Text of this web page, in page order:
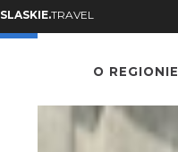
SLASKIE.TRAVEL
O REGIONIE